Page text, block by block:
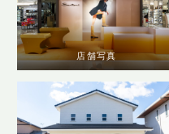
店舗写真